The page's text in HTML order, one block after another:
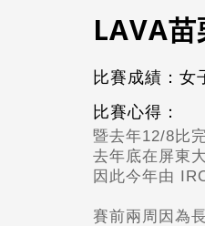
LAVA
比賽成績：女
比賽心得：
暨去年12/8比
去年底在屏東
因此今年由
賽前兩周因為